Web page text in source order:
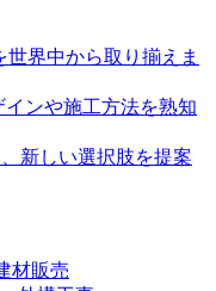
界中から取り揃えま
ンや施工方法を熟知
新しい選択肢を提案
材販売